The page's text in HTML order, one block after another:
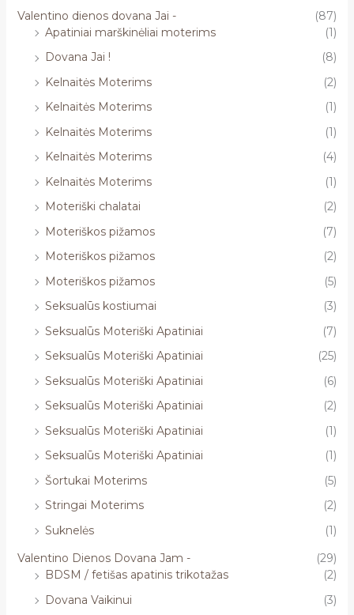
Valentino dienos dovana Jai -
(87)
Apatiniai marškinėliai moterims
(1)
Dovana Jai !
(8)
Kelnaitės Moterims
(2)
Kelnaitės Moterims
(1)
Kelnaitės Moterims
(1)
Kelnaitės Moterims
(4)
Kelnaitės Moterims
(1)
Moteriški chalatai
(2)
Moteriškos pižamos
(7)
Moteriškos pižamos
(2)
Moteriškos pižamos
(5)
Seksualūs kostiumai
(3)
Seksualūs Moteriški Apatiniai
(7)
Seksualūs Moteriški Apatiniai
(25)
Seksualūs Moteriški Apatiniai
(6)
Seksualūs Moteriški Apatiniai
(2)
Seksualūs Moteriški Apatiniai
(1)
Seksualūs Moteriški Apatiniai
(1)
Šortukai Moterims
(5)
Stringai Moterims
(2)
Suknelės
(1)
Valentino Dienos Dovana Jam -
(29)
BDSM / fetišas apatinis trikotažas
(2)
Dovana Vaikinui
(3)